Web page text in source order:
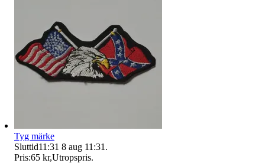
Tyg märke
Sluttid11:31 8 aug 11:31 .
Pris:65 kr,Utropspris.